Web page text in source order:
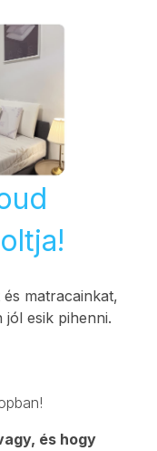
matracainkat,
jól esik pihenni.
és hogy